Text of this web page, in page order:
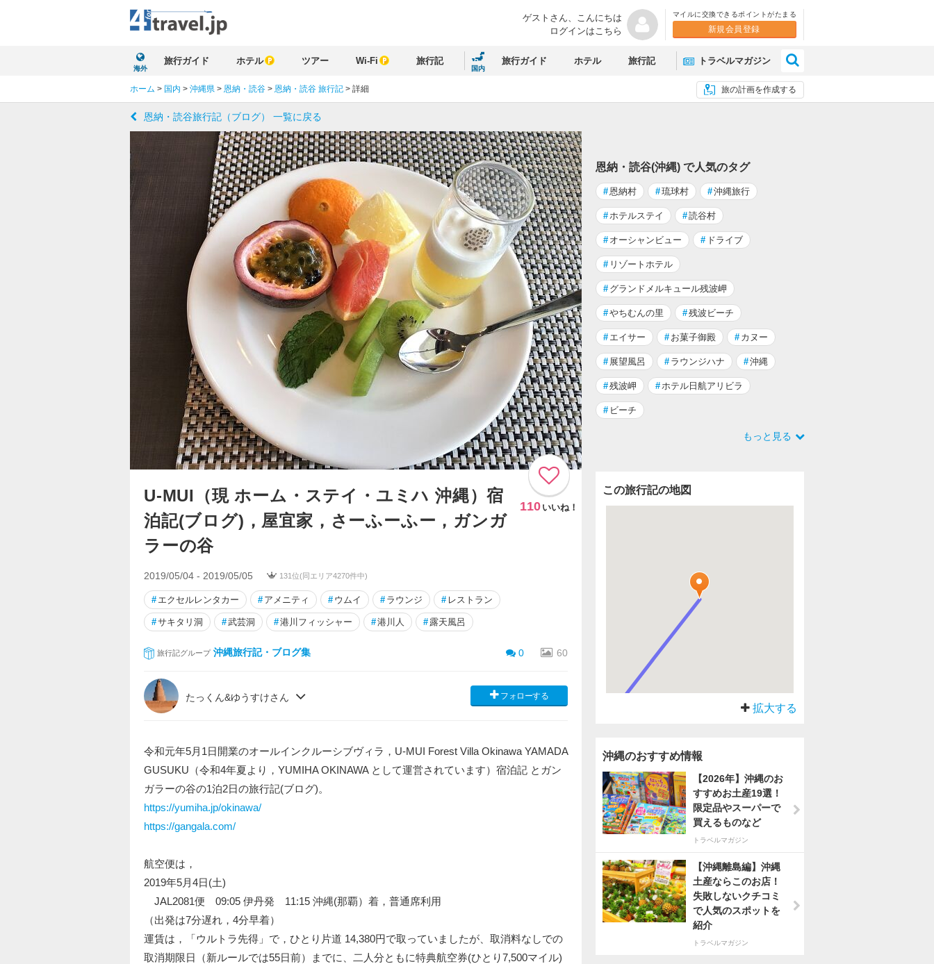
ゲストさん、 こんにちは
ログインはこちら
マイルに交換できるポイントがたまる
新規会員登録
海外
旅行ガイド ホテル ツアー Wi-Fi 旅行記
国内
旅行ガイド ホテル 旅行記 トラベルマガジン
旅の計画を作成する
ホーム > 国内 > 沖縄県 > 恩納・読谷 > 恩納・読谷 旅行記 > 詳細
恩納・読谷旅行記（ブログ） 一覧に戻る
U-MUI（現 ホーム・ステイ・ユミハ 沖縄）宿
泊記(ブログ)，屋宜家，さーふーふー，ガンガ
ラーの谷
110 いいね！
2019/05/04 - 2019/05/05 131位(同エリア4270件中)
# エクセルレンタカー # アメニティ # ウムイ # ラウンジ # レストラン
#サキタリ洞 #武芸洞 #港川フィッシャー #港川人 # 露天風呂
旅行記グループ 沖縄旅行記・ブログ集 0 60
たっくん&ゆうすけさん フォローする
令和元年5月1日開業のオールインクルーシブヴィラ，U-MUI Forest Villa Okinawa YAMADA
GUSUKU（令和4年夏より，YUMIHA OKINAWA として運営されています）宿泊記 とガン
ガラーの谷の1泊2日の旅行記(ブログ)。
https://yumiha.jp/okinawa/
https://gangala.com/
航空便は，
2019年5月4日(土)
JAL2081便 09:05 伊丹発 11:15 沖縄(那覇）着，普通席利用
（出発は7分遅れ，4分早着）
運賃は，「ウルトラ先得」で，ひとり片道 14,380円で取っていましたが、取消料なしでの
取消期限日（新ルールでは55日前）までに、二人分ともに特典航空券(ひとり7,500マイル)
恩納・読谷(沖縄) で人気のタグ
#恩納村 #琉球村 #沖縄旅行
#ホテルステイ #読谷村
# オーシャンビュー # ドライブ
# リゾートホテル
# グランドメルキュール残波岬
#やちむんの里 #残波ビーチ
# エイサー # お菓子御殿 # カヌー
# 展望風呂 # ラウンジハナ #沖縄
#残波岬 #ホテル日航アリビラ
# ビーチ
もっと見る
この旅行記の地図
拡大する
沖縄のおすすめ情報
【2026年】沖縄のお
すすめお土産19選！
限定品やスーパーで
買えるものなど
トラベルマガジン
【沖縄離島編】沖縄
土産ならこのお店！
失敗しないクチコミ
で人気のスポットを
紹介
トラベルマガジン